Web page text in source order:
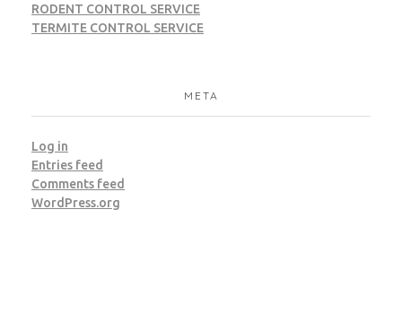
RODENT CONTROL SERVICE
TERMITE CONTROL SERVICE
META
Log in
Entries feed
Comments feed
WordPress.org